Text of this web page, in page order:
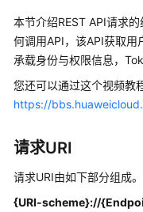
介
绍
用
最
佳
实
本节介绍REST API请求
何调用API，该API获取用
承载身份与权限信息，
您还可以通过这个视频教
https://
请求URI
请求URI由如下部分组成。
{URI-scheme}://{